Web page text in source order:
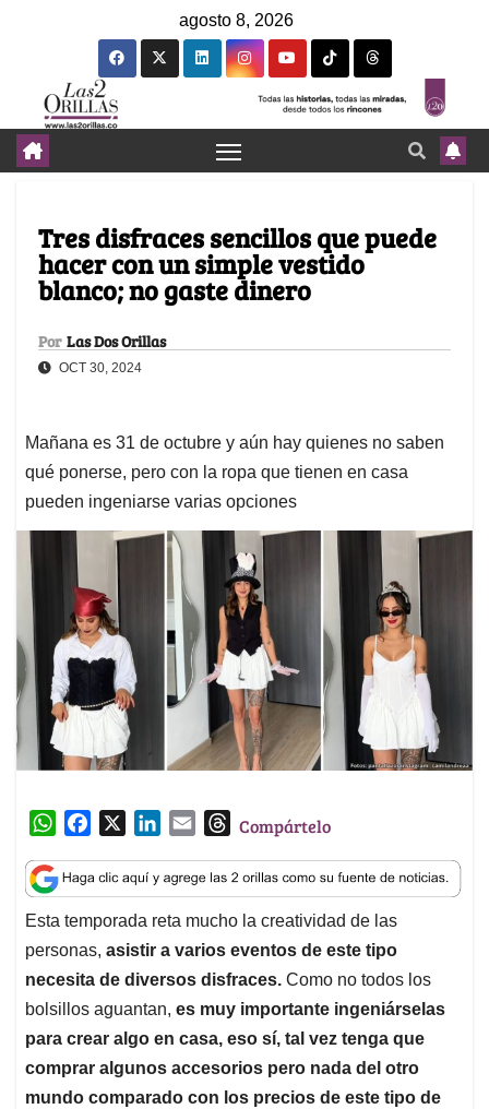
agosto 8, 2026
Tres disfraces sencillos que puede
hacer con un simple vestido
blanco; no gaste dinero
Por Las Dos Orillas
OCT 30, 2024
Mañana es 31 de octubre y aún hay quienes no saben
qué ponerse, pero con la ropa que tienen en casa
pueden ingeniarse varias opciones
W
a
t
s
A
p
p
c
e
b
o
o
k
n
k
e
d
I
n
a
i
l
T
r
e
a
d
s
Compártelo
Esta temporada reta mucho la creatividad de las
personas, asistir a varios eventos de este tipo
necesita de diversos disfraces. Como no todos los
bolsillos aguantan, es muy importante ingeniárselas
para crear algo en casa, eso sí, tal vez tenga que
comprar algunos accesorios pero nada del otro
mundo comparado con los precios de este tipo de